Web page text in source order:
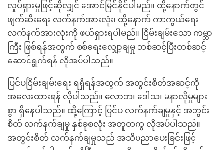
လှုပ်ရှားမှုဖြင့်ဆိုလျှင် အောင်မြင်နိုင်ပါမည်။ ထို့နောက်တွင်
ဖျက်ဆီးရေး လက်နက်အားလုံး၊ ထို့နောက် ကာကွယ်ရေး
လက်နက်အားလုံးကို ဖယ်ရှားရပါမည်။ ငြိမ်းချမ်းသော ကမ္ဘာ
ကြီး ဖြစ်ရန်အတွက် စစ်ရေးလျှော့ချမှု တစ်ဆင့်ပြီးတစ်ဆင့်
ဆောင်ရွက်ရန် လိုအပ်ပါသည်။
ပြင်ပငြိမ်းချမ်းရေး ရရှိရန်အတွက် အတွင်းစိတ်အဆင့်ကို
အလေးထားရန် လိုပါသည်။ လောဘ၊ ဒေါသ၊ မနာလိုမှုများ
စွာ ရှိနေပါသည်။ ထို့ကြောင့် ပြင်ပ လက်နက်ချမှုနှင့် အတွင်း
စိတ် လက်နက်ချမှု နှစ်ခုစလုံး အတူတကွ လိုအပ်ပါသည်။
အတွင်းစိတ် လက်နက်ချမှုသည် အသိပညာပေးခြင်းဖြင့်